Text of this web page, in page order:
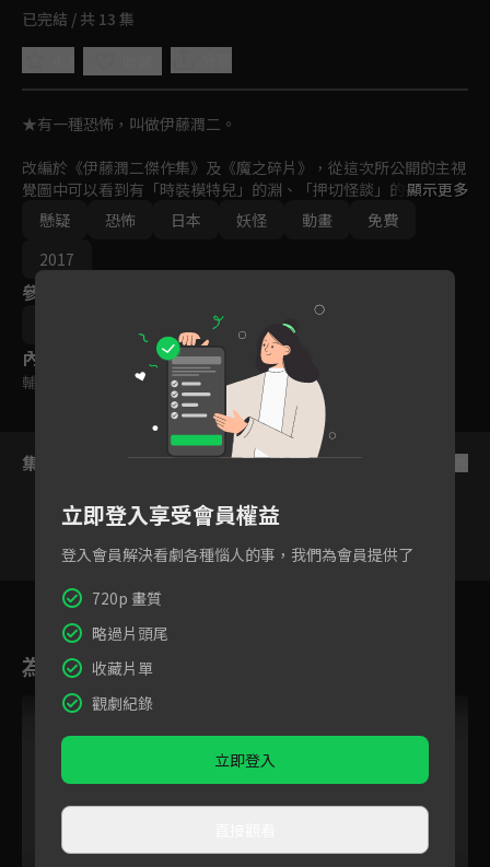
已完結 / 共 13 集
★有一種恐怖，叫做伊藤潤二。
改編於《伊藤潤二傑作集》及《魔之碎片》，從這次所公開的主視
覺圖中可以看到有「時裝模特兒」的淵、「押切怪談」的押切徹、
「富江」系列的富江、「雙一」系列的雙一、「至死不渝的愛」的
十字路口的美少年、「蛞蝓少女」的夕子等，全都是足以代表伊藤
作品的角色們。
顯示更多
懸疑
恐怖 日本 妖怪 動畫
免費
2017
參與演員
內容標籤
輔導十五歲級
集數列表
為您推薦
立即登入享受會員權益
登入會員解決看劇各種惱人的事，我們為會員提供了
720p 畫質
略過片頭尾
收藏片單
觀劇紀錄
立即登入